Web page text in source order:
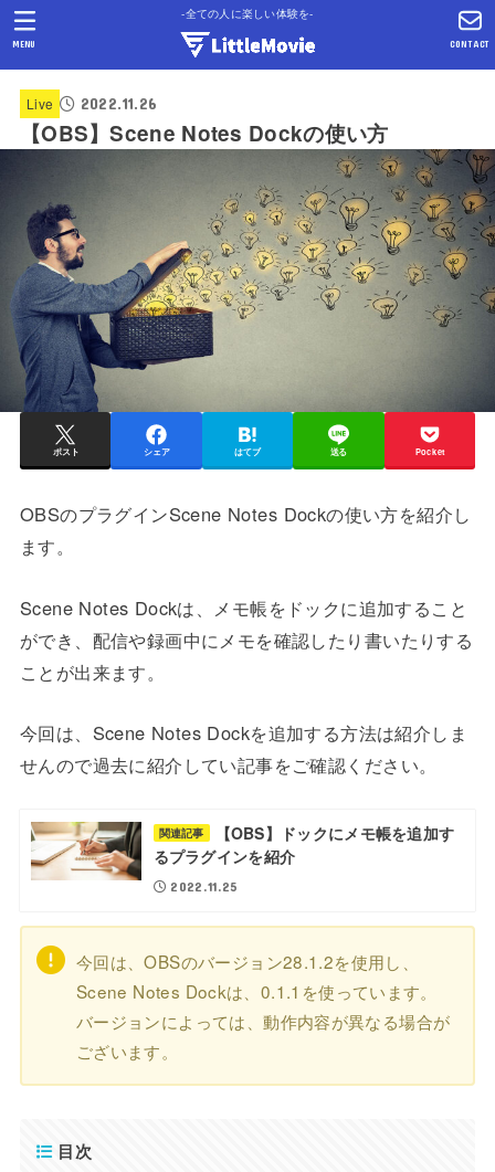
-全ての人に楽しい体験を-
CONTACT
MENU
Live 2022.11.26
【OBS】Scene Notes Dockの使い方
ポスト シェア はてブ 送る Pocket
OBSのプラグインScene Notes Dockの使い方を紹介し
ます。
Scene Notes Dockは、メモ帳をドックに追加すること
ができ、配信や録画中にメモを確認したり書いたりする
ことが出来ます。
今回は、Scene Notes Dockを追加する方法は紹介しま
せんので過去に紹介してい記事をご確認ください。
関連記事
【OBS】ドックにメモ帳を追加す
るプラグインを紹介
2022.11.25
今回は、OBSのバージョン28.1.2を使用し、
Scene Notes Dockは、0.1.1を使っています。
バージョンによっては、動作内容が異なる場合が
ございます。
目次